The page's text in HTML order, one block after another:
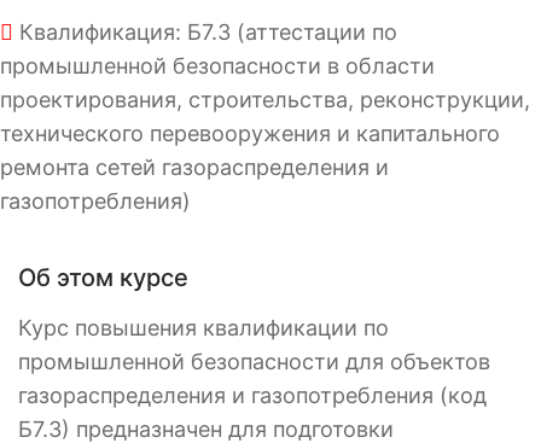
Квалификация: Б7.3 (аттестации по
промышленной безопасности в области
проектирования, строительства, реконструкции,
технического перевооружения и капитального
ремонта сетей газораспределения и
газопотребления)
Об этом курсе
Курс повышения квалификации по
промышленной безопасности для объектов
газораспределения и газопотребления (код
Б7.3) предназначен для подготовки